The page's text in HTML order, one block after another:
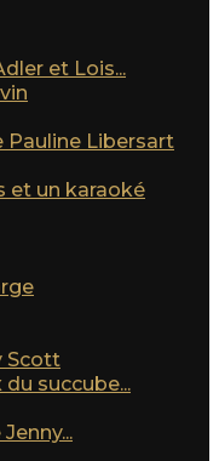
et Lois...
Pauline Libersart
et un karaoké
Scott
succube...